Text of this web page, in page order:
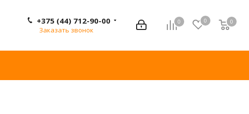
0 0 0
0
+375 (44) 712-90-00
Заказать звонок